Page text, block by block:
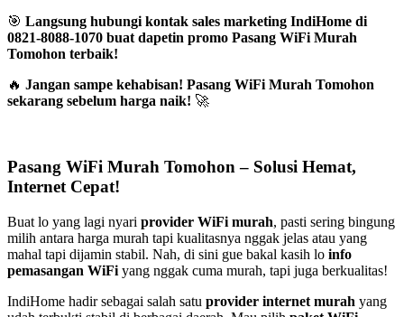
🎯 Langsung hubungi kontak sales marketing IndiHome di
0821-8088-1070 buat dapetin promo Pasang WiFi Murah
Tomohon terbaik!
🔥 Jangan sampe kehabisan! Pasang WiFi Murah Tomohon
sekarang sebelum harga naik! 🚀
Pasang WiFi Murah Tomohon – Solusi Hemat,
Internet Cepat!
Buat lo yang lagi nyari provider WiFi murah, pasti sering bingung
milih antara harga murah tapi kualitasnya nggak jelas atau yang
mahal tapi dijamin stabil. Nah, di sini gue bakal kasih lo info
pemasangan WiFi yang nggak cuma murah, tapi juga berkualitas!
IndiHome hadir sebagai salah satu provider internet murah yang